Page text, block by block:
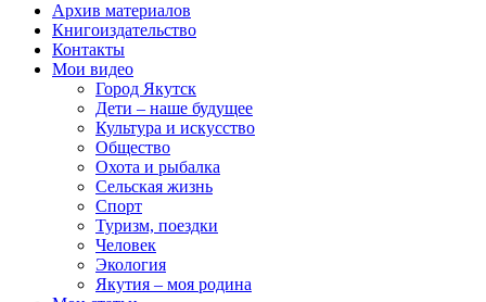
Архив материалов
Книгоиздательство
Контакты
Мои видео
Город Якутск
Дети – наше будущее
Культура и искусство
Общество
Охота и рыбалка
Сельская жизнь
Спорт
Туризм, поездки
Человек
Экология
Якутия – моя родина